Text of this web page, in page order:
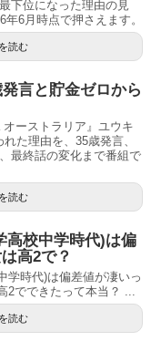
下位になった理由の見
6月時点で押さえます。
読む
言と貯金ゼロから
オーストラリア』ユウキ
た理由を、35歳発言、
最終話の変化まで番組で
読む
高校中学時代)は偏
高2で？
学時代)は偏差値が凄いっ
2でできたって本当？ ...
読む